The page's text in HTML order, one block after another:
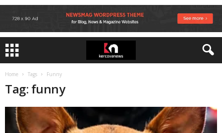
Home Tags Funny
Tag: funny